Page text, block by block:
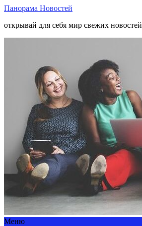
Панорама Новостей
открывай для себя мир свежих новостей
Меню